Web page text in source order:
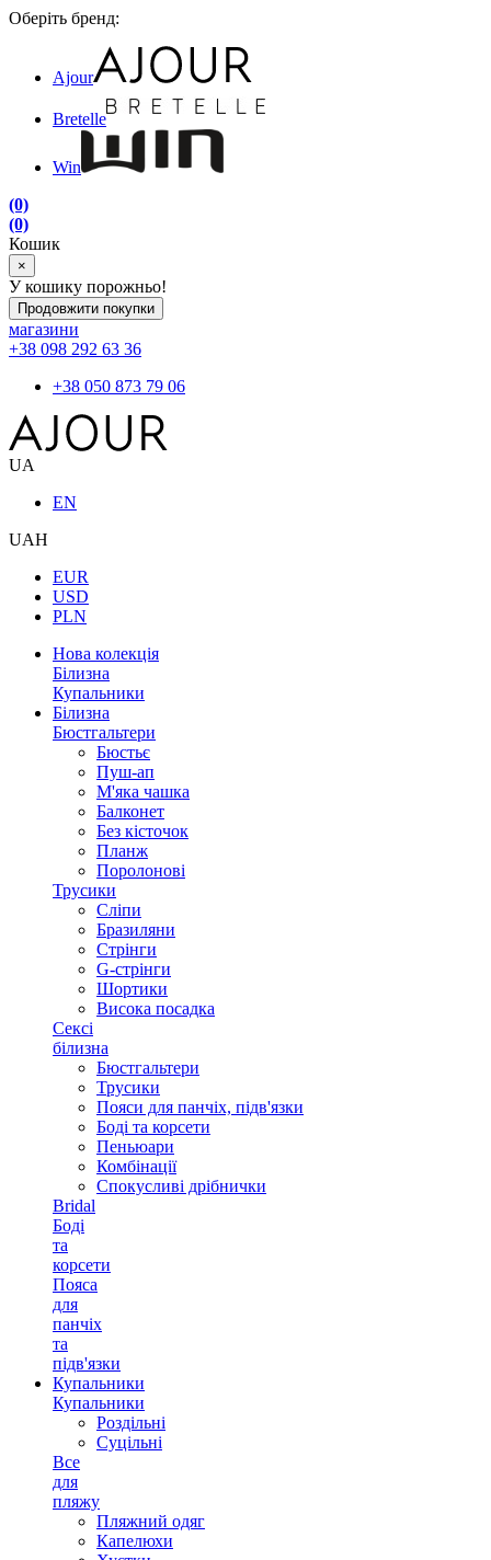
Оберіть бренд:
Ajour
Bretelle
Win
(0)
(0)
Кошик
×
У кошику порожньо!
Продовжити покупки
магазини
+38 098 292 63 36
+38 050 873 79 06
UA
EN
UAH
EUR
USD
PLN
Нова колекція
Білизна
Купальники
Білизна
Бюстгальтери
Бюстьє
Пуш-ап
М'яка чашка
Балконет
Без кісточок
Планж
Поролонові
Трусики
Сліпи
Бразиляни
Стрінги
G-стрінги
Шортики
Висока посадка
Сексі
білизна
Бюстгальтери
Трусики
Пояси для панчіх, підв'язки
Боді та корсети
Пеньюари
Комбінації
Спокусливі дрібнички
Bridal
Боді
та
корсети
Пояса
для
панчіх
та
підв'язки
Купальники
Купальники
Роздільні
Суцільні
Все
для
пляжу
Пляжний одяг
Капелюхи